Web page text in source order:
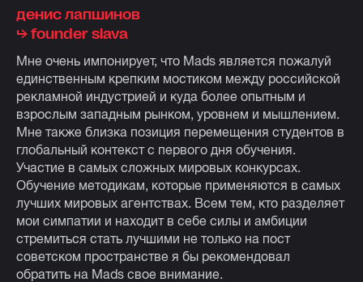
денис лапшинов
⮡ founder slava
Мне очень импонирует, что Mads является пожалуй
единственным крепким мостиком между российской
рекламной индустрией и куда более опытным и
взрослым западным рынком, уровнем и мышлением.
Мне также близка позиция перемещения студентов в
глобальный контекст с первого дня обучения.
Участие в самых сложных мировых конкурсах.
Обучение методикам, которые применяются в самых
лучших мировых агентствах. Всем тем, кто разделяет
мои симпатии и находит в себе силы и амбиции
стремиться стать лучшими не только на пост
советском пространстве я бы рекомендовал
обратить на Mads свое внимание.